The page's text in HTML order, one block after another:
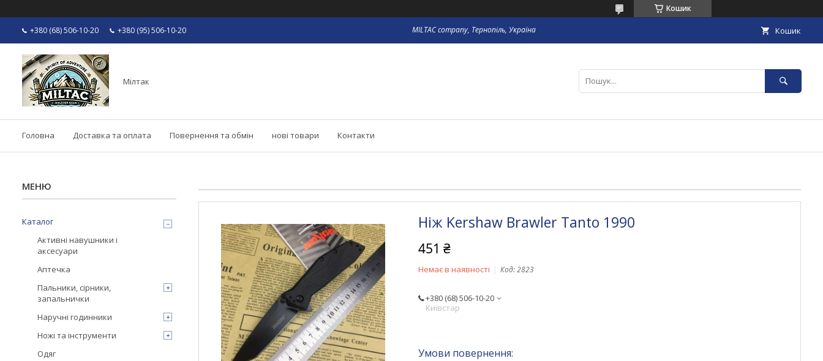
Кошик
+380 (68) 506-10-20 +380 (95) 506-10-20 MILTAC company, Тернопіль, Україна Кошик
Мілтак
Головна Доставка та оплата Повернення та обмін нові товари Контакти
Ніж Kershaw Brawler Tanto 1990
451 ₴
Немає в наявності Код:2823
+380 (68) 506-10-20
Київстар
Каталог
Активні навушники і
аксесуари
Аптечка
Пальники, сірники,
запальнички
Наручні годинники
Ножі та інструменти
Одяг